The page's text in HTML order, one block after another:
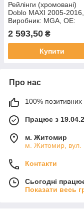
Рейлінги (хромовані)
Doblo MAXI 2005-2016,
Виробник: MGA, OE:
98814610, 735435420
2 593,50 ₴
Купити
Про нас
100% позитивних
Працює з
м. Житомир
м. Житомир, вул.
Контакти
Сьогодні
Показати весь